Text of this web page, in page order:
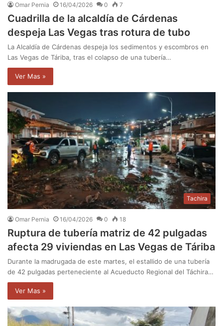
Omar Pernia 16/04/2026 0 7
Cuadrilla de la alcaldía de ​Cárdenas
despeja Las Vegas tras rotura de tubo
​La Alcaldía de Cárdenas despeja los sedimentos y escombros en
Las Vegas de Táriba, tras el colapso de una tubería…
Ver Mas »
Tachira
Omar Pernia 16/04/2026 0 18
Ruptura de tubería matriz de 42 pulgadas
afecta 29 viviendas en Las Vegas de Táriba
Durante la madrugada de este martes, el estallido de una tubería
de 42 pulgadas perteneciente al Acueducto Regional del Táchira…
Ver Mas »